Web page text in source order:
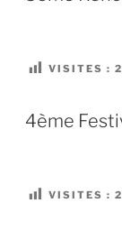
VISITES : 2
4ème
VISITES : 2